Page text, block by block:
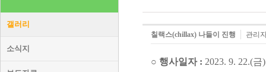
갤러리
소식지
칠랙스(chillax) 나들이 진행 관리
○ 행사일자 : 2023. 9. 22.(금